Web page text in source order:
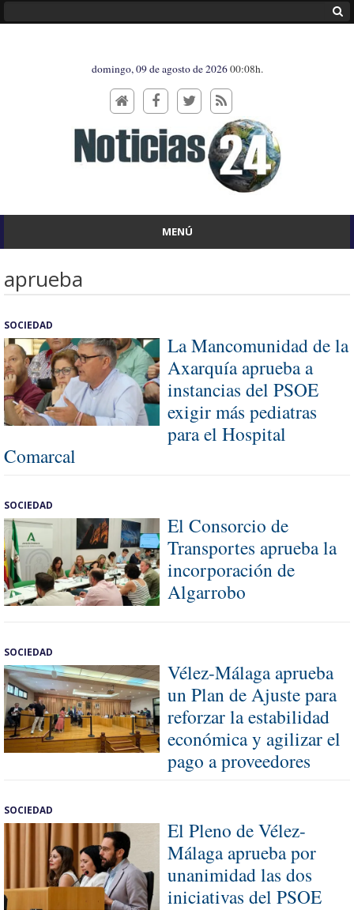
domingo, 09 de agosto de 202600:08h.
MENÚ
aprueba
SOCIEDAD
La Mancomunidad de la
Axarquía aprueba a
instancias del PSOE
exigir más pediatras
para el Hospital
Comarcal
SOCIEDAD
El Consorcio de
Transportes aprueba la
incorporación de
Algarrobo
SOCIEDAD
Vélez-Málaga aprueba
un Plan de Ajuste para
reforzar la estabilidad
económica y agilizar el
pago a proveedores
SOCIEDAD
El Pleno de Vélez-
Málaga aprueba por
unanimidad las dos
iniciativas del PSOE